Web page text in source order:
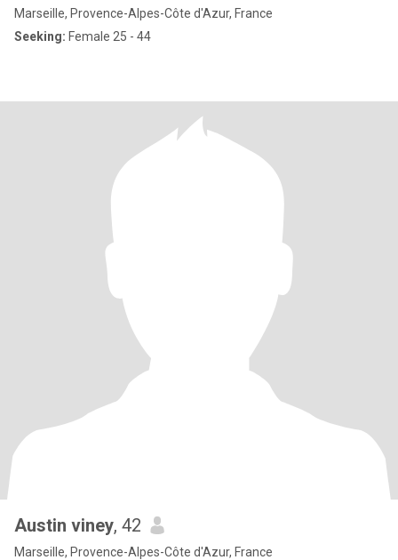
Marseille, Provence-Alpes-Côte d'Azur, France
Seeking: Female 25 - 44
Austin viney, 42
Marseille, Provence-Alpes-Côte d'Azur, France